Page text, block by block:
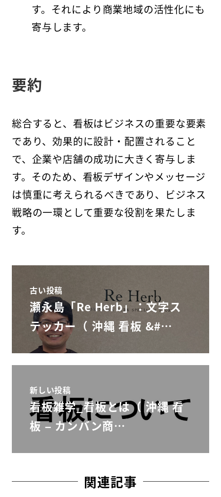
す。それにより商業地域の活性化にも
寄与します。
要約
総合すると、看板はビジネスの重要な要素
であり、効果的に設計・配置されること
で、企業や店舗の成功に大きく寄与しま
す。そのため、看板デザインやメッセージ
は慎重に考えられるべきであり、ビジネス
戦略の一環として重要な役割を果たしま
す。
古い投稿
瀬永島「Re Herb」：文字ス
テッカー（ 沖縄 看板 &#…
新しい投稿
看板雑学_看板とは（ 沖縄 看
板 – カンバン商…
関連記事